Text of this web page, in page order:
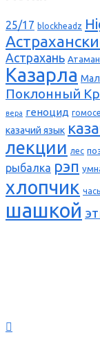
25/17 blockheadz
Астрахань
Казарла
Поклонный
вера геноцид
казачий язык
лекции лес
рыбалка рэп
хлопчик
шашкой